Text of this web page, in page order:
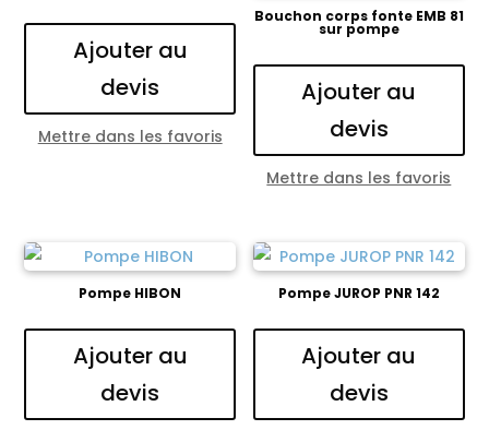
Ajouter au
devis
Mettre dans les favoris
Bouchon corps fonte EMB 81
sur pompe
Ajouter au
devis
Mettre dans les favoris
Pompe HIBON
Ajouter au
devis
Pompe JUROP PNR 142
Ajouter au
devis